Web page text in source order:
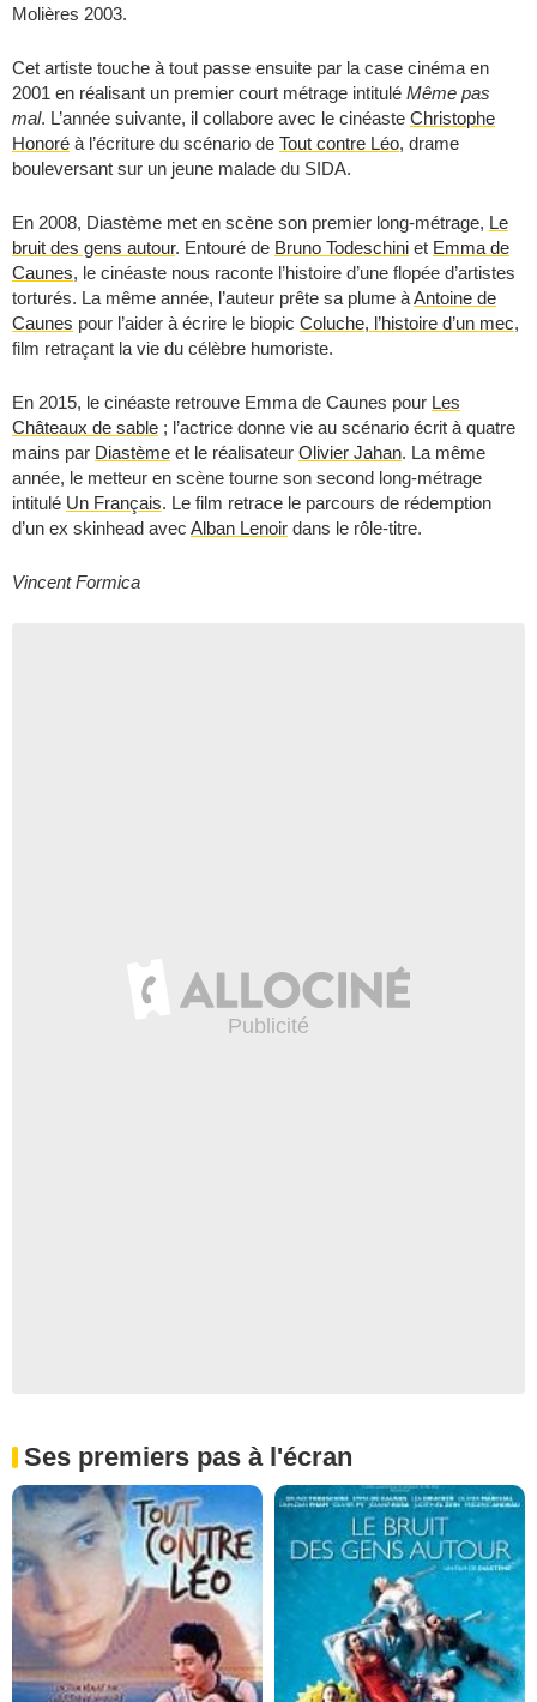
Molières 2003.
Cet artiste touche à tout passe ensuite par la case cinéma en
2001 en réalisant un premier court métrage intitulé Même pas
mal. L’année suivante, il collabore avec le cinéaste Christophe
Honoré à l’écriture du scénario de Tout contre Léo, drame
bouleversant sur un jeune malade du SIDA.
En 2008, Diastème met en scène son premier long-métrage, Le
bruit des gens autour. Entouré de Bruno Todeschini et Emma de
Caunes, le cinéaste nous raconte l’histoire d’une flopée d’artistes
torturés. La même année, l’auteur prête sa plume àAntoine de
Caunes pour l’aider à écrire le biopic Coluche, l’histoire d’un mec,
film retraçant la vie du célèbre humoriste.
En 2015, le cinéaste retrouve Emma de Caunes pour Les
Châteaux de sable ; l’actrice donne vie au scénario écrit à quatre
mains par Diastème et le réalisateur Olivier Jahan. La même
année, le metteur en scène tourne son second long-métrage
intitulé Un Français. Le film retrace le parcours de rédemption
d’un ex skinhead avec Alban Lenoir dans le rôle-titre.
Vincent Formica
Ses premiers pas à l'écran